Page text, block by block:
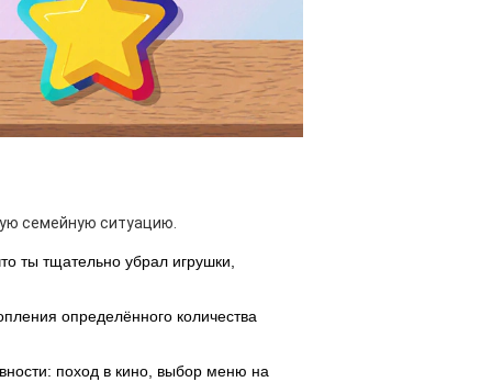
семейную ситуацию.
ты тщательно убрал игрушки,
определённого количества
поход в кино, выбор меню на